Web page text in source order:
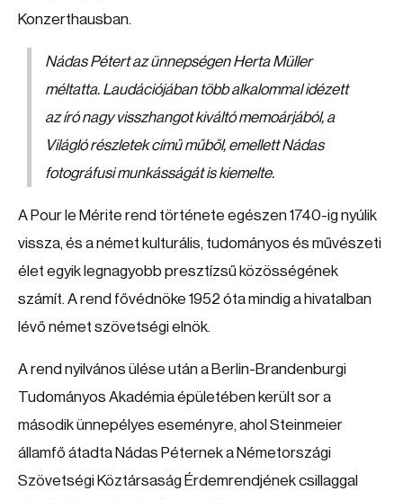
Konzerthausban.
Nádas Pétert az ünnepségen Herta Müller
méltatta. Laudációjában több alkalommal idézett
az író nagy visszhangot kiváltó memoárjából, a
Világló részletek című műből, emellett Nádas
fotográfusi munkásságát is kiemelte.
A Pour le Mérite rend története egészen 1740-ig nyúlik
vissza, és a német kulturális, tudományos és művészeti
élet egyik legnagyobb presztízsű közösségének
számít. A rend fővédnöke 1952 óta mindig a hivatalban
lévő német szövetségi elnök.
A rend nyilvános ülése után a Berlin-Brandenburgi
Tudományos Akadémia épületében került sor a
második ünnepélyes eseményre, ahol Steinmeier
államfő átadta Nádas Péternek a Németországi
Szövetségi Köztársaság Érdemrendjének csillaggal